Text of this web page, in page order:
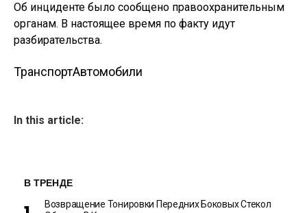
Об инциденте было сообщено правоохранительным
органам. В настоящее время по факту идут
разбирательства.
ТранспортАвтомобили
In this article:
В ТРЕНДЕ
Возвращение Тонировки Передних Боковых Стекол